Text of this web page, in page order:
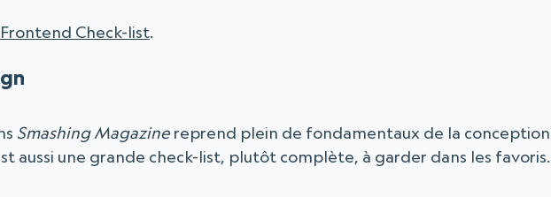
Frontend Check-list.
Smashing Magazine reprend plein de fondamentaux de la conception
aussi une grande check-list, plutôt complète, à garder dans les favoris.